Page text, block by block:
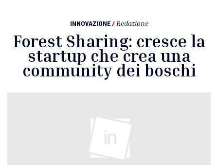
INNOVAZIONE / Redazione
Forest Sharing: cresce la
startup che crea una
community dei boschi